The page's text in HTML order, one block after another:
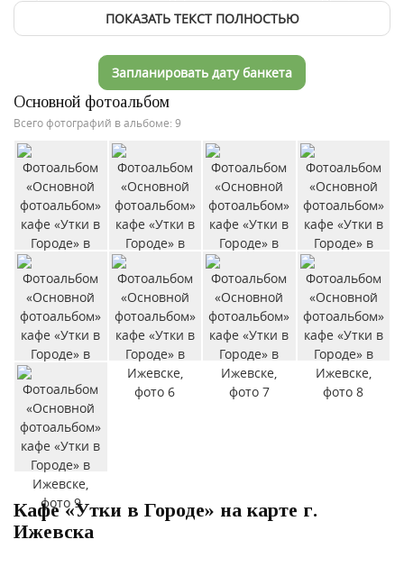
ПОКАЗАТЬ ТЕКСТ ПОЛНОСТЬЮ
Запланировать дату банкета
Основной фотоальбом
Всего фотографий в альбоме: 9
Кафе «Утки в Городе» на карте г.
Ижевска